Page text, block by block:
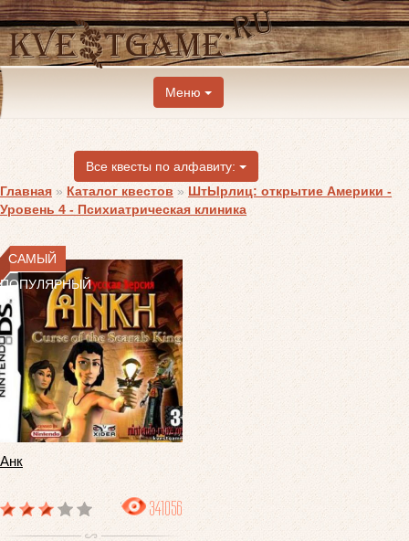
Меню
Все квесты по алфавиту:
Главная » Каталог квестов » ШтЫрлиц: открытие Америки -
Уровень 4 - Психиатрическая клиника
САМЫЙ
ПОПУЛЯРНЫЙ
Анк
341056